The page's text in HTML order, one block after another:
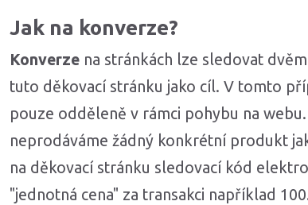
Jak na konverze?
Konverzena stránkách lze sledovat
tuto děkovací stránku jako cíl. V tomto
pouze odděleně v rámci pohybu na
neprodáváme žádný konkrétní produkt
na děkovací stránku sledovací kód
"jednotná cena" za transakci například